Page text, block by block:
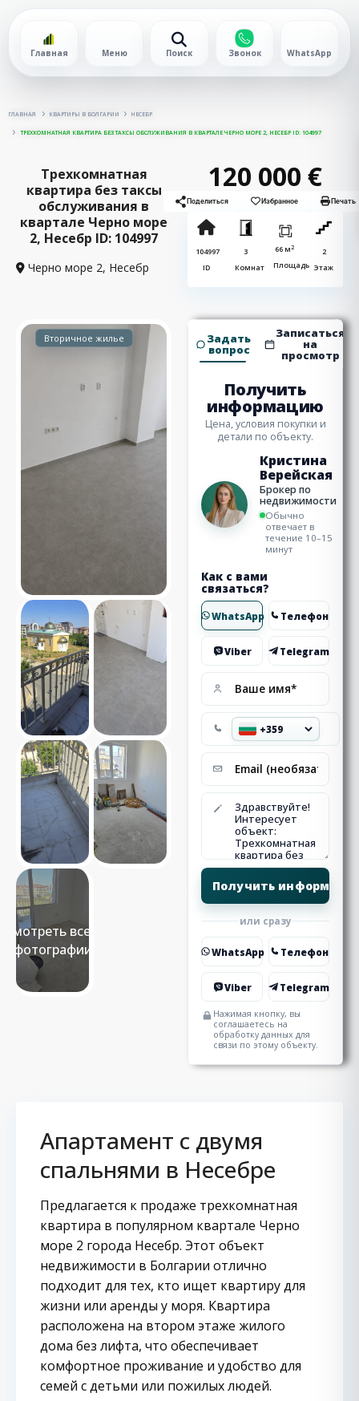
Главная Меню Поиск Звонок WhatsApp
ГЛАВНАЯ КВАРТИРЫ В БОЛГАРИИ НЕСЕБР
ТРЕХКОМНАТНАЯ КВАРТИРА БЕЗ ТАКСЫ ОБСЛУЖИВАНИЯ В КВАРТАЛЕ ЧЕРНО МОРЕ 2, НЕСЕБР ID: 104997
Трехкомнатная
квартира без таксы
обслуживания в
квартале Черно море
2, Несебр ID: 104997
Черно море 2, Несебр
120 000 €
Поделиться Избранное Печать
104997
ID
3
Комнат
66 м2
Площадь
2
Этаж
Смотреть все 8
фотографии
Вторичное жилье Задать
вопрос
Записаться
на
просмотр
Получить
информацию
Цена, условия покупки и
детали по объекту.
Кристина
Верейская
Брокер по
недвижимости
Обычно
отвечает в
течение 10–15
минут
Как с вами
связаться?
WhatsApp Телефон
Viber Telegram
или сразу
WhatsApp Телефон
Viber Telegram
Нажимая кнопку, вы
соглашаетесь на
обработку данных для
связи по этому объекту.
Апартамент с двумя
спальнями в Несебре
Предлагается к продаже трехкомнатная
квартира в популярном квартале Черно
море 2 города Несебр. Этот объект
недвижимости в Болгарии отлично
подходит для тех, кто ищет квартиру для
жизни или аренды у моря. Квартира
расположена на втором этаже жилого
дома без лифта, что обеспечивает
комфортное проживание и удобство для
семей с детьми или пожилых людей.